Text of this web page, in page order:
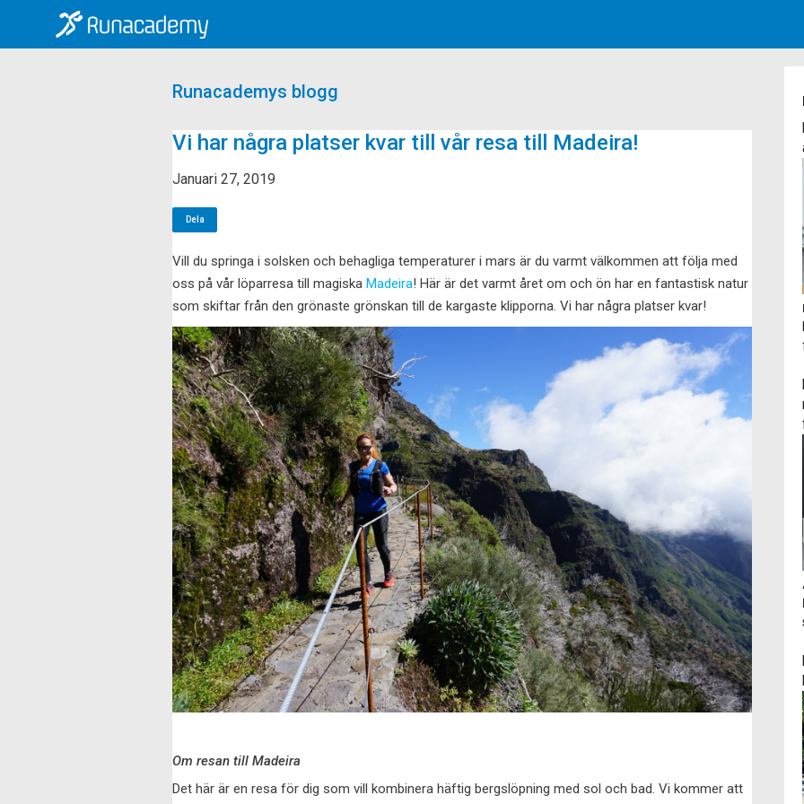
Runacademys blogg
Vi har några platser kvar till vår resa till Madeira!
Januari 27, 2019
Dela
Vill du springa i solsken och behagliga temperaturer i mars är du varmt välkommen att följa med
oss på vår löparresa till magiska Madeira! Här är det varmt året om och ön har en fantastisk natur
som skiftar från den grönaste grönskan till de kargaste klipporna. Vi har några platser kvar!
Om resan till Madeira
Det här är en resa för dig som vill kombinera häftig bergslöpning med sol och bad. Vi kommer att